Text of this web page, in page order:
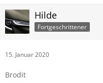
Hilde
Fortgeschrittener
15. Januar 2020
Brodit